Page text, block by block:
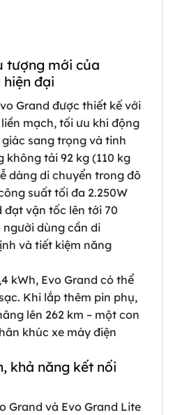
tượng mới của
hiện đại
Grand được thiết kế với
mạch, tối ưu khí động
sang trọng và tinh
không tải 92 kg (110 kg
dàng di chuyển trong đô
suất tối đa 2.250W
đạt vận tốc lên tới 70
dùng cần di
và tiết kiệm năng
kWh, Evo Grand có thể
Khi lắp thêm pin phụ,
lên 262 km – một con
khúc xe máy điện
khả năng kết nối
Grand và Evo Grand Lite